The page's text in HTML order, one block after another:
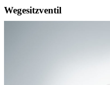
Wegesitzventil